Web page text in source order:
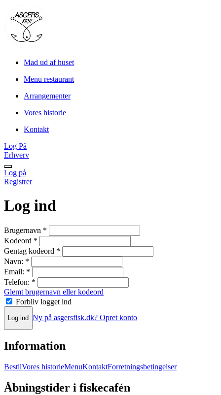
Mad ud af huset
Menu restaurant
Arrangementer
Vores historie
Kontakt
Log På
Erhverv
Log på
Registrer
Log ind
Brugernavn *
Kodeord *
Gentag kodeord *
Navn: *
Email: *
Telefon: *
Glemt brugernavn eller kodeord
Forbliv logget ind
Log ind Ny på asgersfisk.dk? Opret konto
Information
BestilVores historieMenuKontaktForretningsbetingelser
Åbningstider i fiskecafén